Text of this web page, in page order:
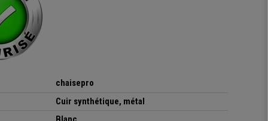
chaisepro
Cuir synthétique, métal